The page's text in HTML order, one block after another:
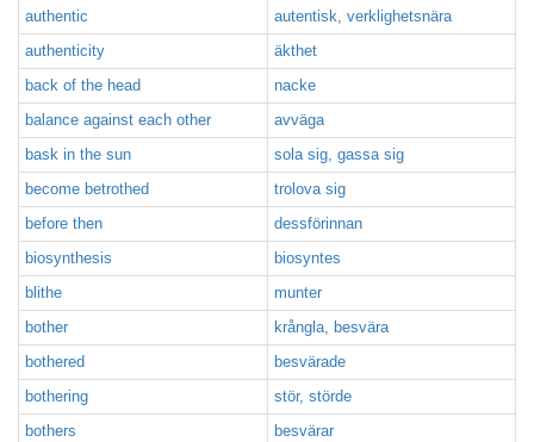
authentic
autentisk, verklighetsnära
authenticity
äkthet
back of the head
nacke
balance against each other
avväga
bask in the sun
sola sig, gassa sig
become betrothed
trolova sig
before then
dessförinnan
biosynthesis
biosyntes
blithe
munter
bother
krångla, besvära
bothered
besvärade
bothering
stör, störde
bothers
besvärar